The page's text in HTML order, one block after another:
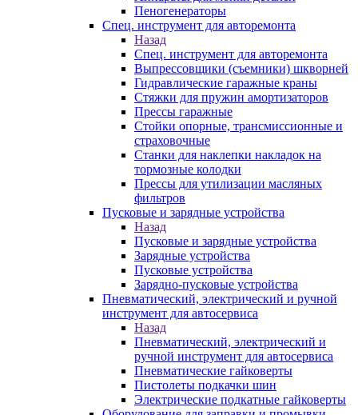
Пеногенераторы
Спец. инструмент для авторемонта
Назад
Спец. инструмент для авторемонта
Выпрессовщики (съемники) шкворней
Гидравлические гаражные краны
Стяжки для пружин амортизаторов
Прессы гаражные
Стойки опорные, трансмиссионные и
страховочные
Станки для наклепки накладок на
тормозные колодки
Прессы для утилизации масляных
фильтров
Пусковые и зарядные устройства
Назад
Пусковые и зарядные устройства
Зарядные устройства
Пусковые устройства
Зарядно-пусковые устройства
Пневматический, электрический и ручной
инструмент для автосервиса
Назад
Пневматический, электрический и
ручной инструмент для автосервиса
Пневматические гайковерты
Пистолеты подкачки шин
Электрические подкатные гайковерты